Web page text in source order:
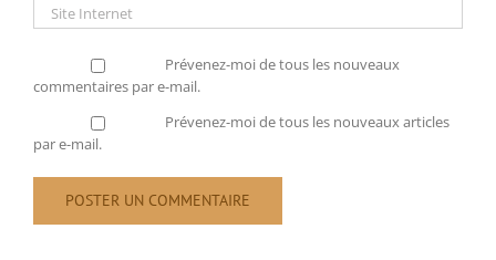
Prévenez-moi de tous les nouveaux
commentaires par e-mail.
Prévenez-moi de tous les nouveaux articles
par e-mail.